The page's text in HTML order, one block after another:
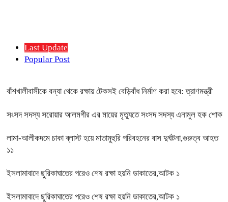
Last Update
Popular Post
বাঁশখালীবাসীকে বন্যা থেকে রক্ষায় টেকসই বেড়িবাঁধ নির্মাণ করা হবে: ত্রাণমন্ত্রী
সংসদ সদস্য সরোয়ার আলমগীর এর মায়ের মৃত্যুতে সংসদ সদস্য এনামুল হক শোক
লামা-আলীকদমে চাকা ব্লাস্ট হয়ে মাতামুহুরি পরিবহনের বাস দুর্ঘটনা,গুরুত্ব আহত
১১
ইসলামাবাদে ছুরিকাঘাতের পরেও শেষ রক্ষা হয়নি ডাকাতের,আটক ১
ইসলামাবাদে ছুরিকাঘাতের পরেও শেষ রক্ষা হয়নি ডাকাতের,আটক ১